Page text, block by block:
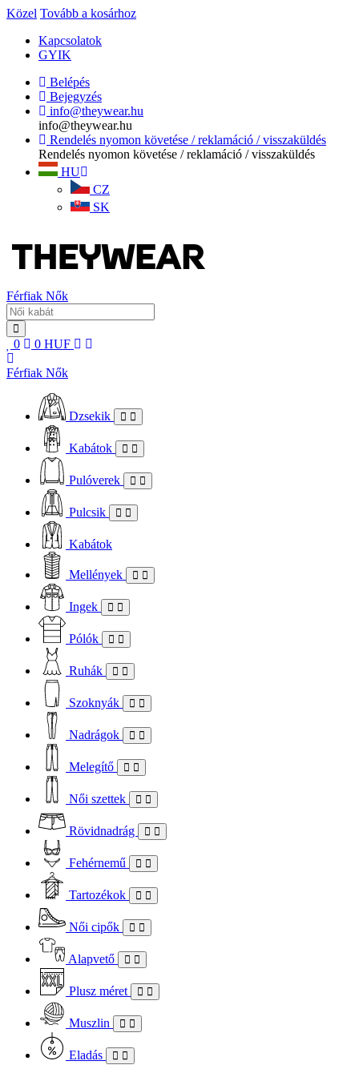
Közel Tovább a kosárhoz
Kapcsolatok
GYIK
Belépés
Bejegyzés
info@theywear.hu
info@theywear.hu
Rendelés nyomon követése / reklamáció / visszaküldés
Rendelés nyomon követése / reklamáció / visszaküldés
HU
CZ
SK
Férfiak Nők
0 0 HUF
Férfiak Nők
Dzsekik
Kabátok
Pulóverek
Pulcsik
Kabátok
Mellények
Ingek
Pólók
Ruhák
Szoknyák
Nadrágok
Melegítő
Női szettek
Rövidnadrág
Fehérnemű
Tartozékok
Női cipők
Alapvető
Plusz méret
Muszlin
Eladás